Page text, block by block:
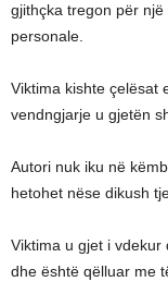
gjithçka tregon për
personale.
Viktima kishte çelësat
vendngjarje u gjetën
Autori nuk iku në
hetohet nëse dikush
Viktima u gjet i vdekur
dhe është qëlluar me